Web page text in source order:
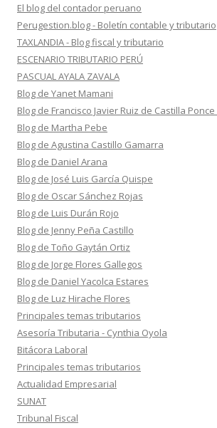
El blog del contador peruano
Perugestion.blog - Boletín contable y tributario
TAXLANDIA - Blog fiscal y tributario
ESCENARIO TRIBUTARIO PERÚ
PASCUAL AYALA ZAVALA
Blog de Yanet Mamani
Blog de Francisco Javier Ruiz de Castilla
Blog de Martha Pebe
Blog de Agustina Castillo Gamarra
Blog de Daniel Arana
Blog de José Luis García Quispe
Blog de Oscar Sánchez Rojas
Blog de Luis Durán Rojo
Blog de Jenny Peña Castillo
Blog de Toño Gaytán Ortiz
Blog de Jorge Flores Gallegos
Blog de Daniel Yacolca Estares
Blog de Luz Hirache Flores
Principales temas tributarios
Asesoría Tributaria - Cynthia Oyola
Bitácora Laboral
Principales temas tributarios
Actualidad Empresarial
SUNAT
Tribunal Fiscal